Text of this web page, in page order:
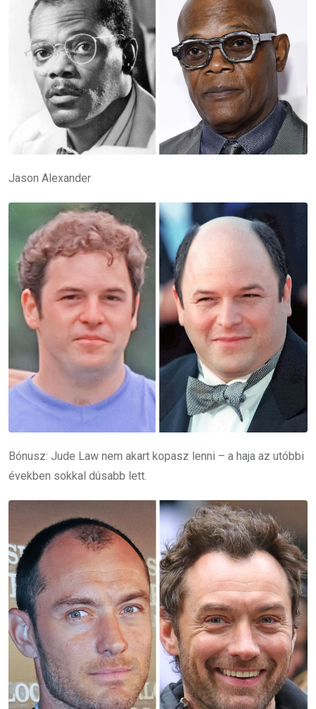
Jason Alexander
Bónusz: Jude Law nem akart kopasz lenni – a haja az utóbbi
években sokkal dúsabb lett.